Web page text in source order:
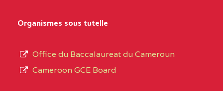
CENTRE
COLLEGE ONANA
Organismes sous tutelle
Office du Baccalaureat du Cameroun
Cameroon GCE Board